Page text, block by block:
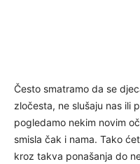
Često smatramo da se
zločesta, ne slušaju nas ili
pogledamo nekim novim
smisla čak i nama. Tako
kroz takva ponašanja do